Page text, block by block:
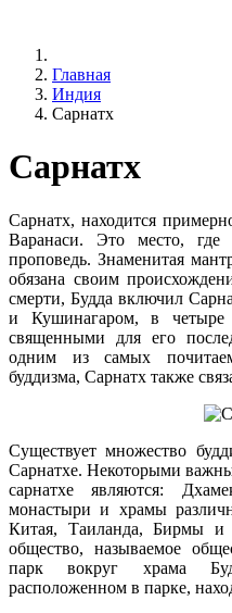
Главная
Индия
Сарнатх
Сарнатх
Сарнатх, находится
Варанаси. Это место,
проповедь. Знаменитая
обязана своим
смерти, Будда включил
и Кушинагаром, в
священными для его
одним из самых
буддизма, Сарнатх также
Существует множество
Сарнатхе. Некоторыми
сарнатхе являются:
монастыри и храмы
Китая, Таиланда, Бирмы и
общество, называемое
парк вокруг храма
расположенном в парке,